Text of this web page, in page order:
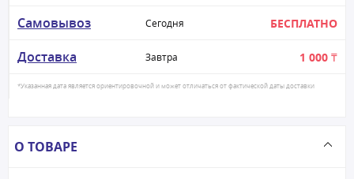
Самовывоз Сегодня БЕСПЛАТНО
Доставка Завтра 1 000 ₸
*Указанная дата является ориентировочной и может отличаться от фактической даты доставки
О ТОВАРЕ